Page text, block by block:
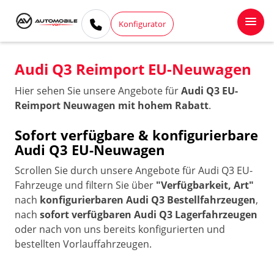
Konfigurator
Audi Q3 Reimport EU-Neuwagen
Hier sehen Sie unsere Angebote fürAudi Q3 EU-
Reimport Neuwagen mit hohem Rabatt.
Sofort verfügbare & konfigurierbare
Audi Q3 EU-Neuwagen
Scrollen Sie durch unsere Angebote für Audi Q3 EU-
Fahrzeuge und filtern Sie über "Verfügbarkeit, Art"
nach konfigurierbaren Audi Q3 Bestellfahrzeugen,
nach sofort verfügbaren Audi Q3 Lagerfahrzeugen
oder nach von uns bereits konfigurierten und
bestellten Vorlauffahrzeugen.